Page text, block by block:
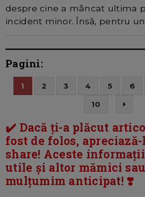
despre cine a mâncat ultima
incident minor. Însă, pentru
Pagini:
1 2 3 4 5 6
10
✔️ Dacă ți-a plăcut
fost de folos,
share! Aceste
utile și altor mămici
mulțumim anticipat! ❣️